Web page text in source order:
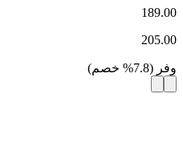
189.00
205.00
وفر (
7.8
% خصم)